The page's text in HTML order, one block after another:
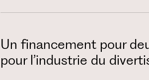
Un financement pour
pour l’industrie du